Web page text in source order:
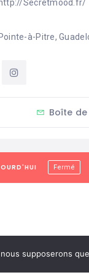
http://Secretmood.fr/
Pointe-à-Pitre,
Boîte
Fermé
supposerons